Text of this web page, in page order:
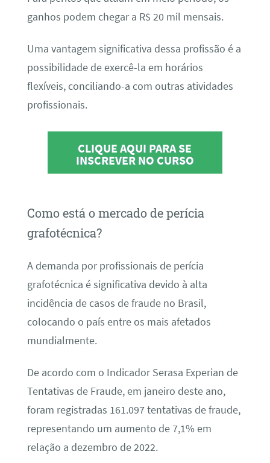
ganhos podem chegar a R$ 20 mil mensais.
Uma vantagem significativa dessa profissão é a
possibilidade de exercê-la em horários
flexíveis, conciliando-a com outras atividades
profissionais.
CLIQUE AQUI PARA SE
INSCREVER NO CURSO
Como está o mercado de perícia
grafotécnica?
A demanda por profissionais de perícia
grafotécnica é significativa devido à alta
incidência de casos de fraude no Brasil,
colocando o país entre os mais afetados
mundialmente.
De acordo com o Indicador Serasa Experian de
Tentativas de Fraude, em janeiro deste ano,
foram registradas 161.097 tentativas de fraude,
representando um aumento de 7,1% em
relação a dezembro de 2022.